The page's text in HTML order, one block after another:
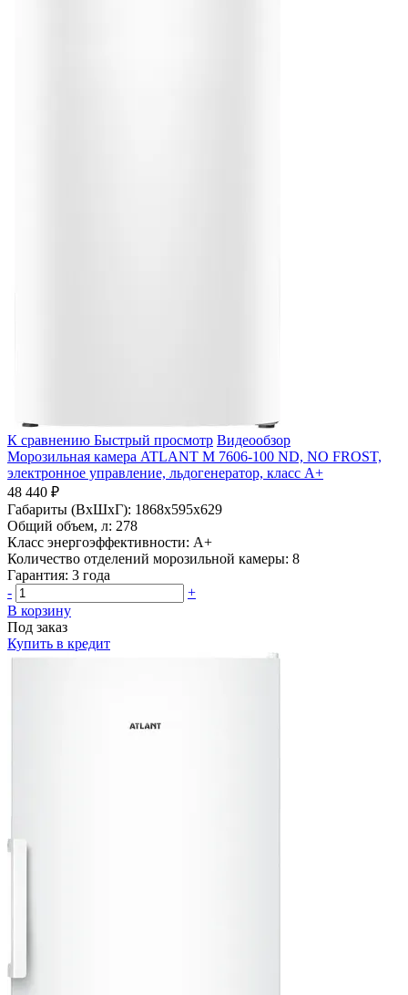
К сравнению Быстрый просмотр Видеообзор
Морозильная камера ATLANT М 7606-100 ND, NO FROST,
электронное управление, льдогенератор, класс A+
48 440 ₽
Габариты (ВхШхГ): 1868x595x629
Общий объем, л: 278
Класс энергоэффективности: A+
Количество отделений морозильной камеры: 8
Гарантия: 3 года
-
+
В корзину
Под заказ
Купить в кредит